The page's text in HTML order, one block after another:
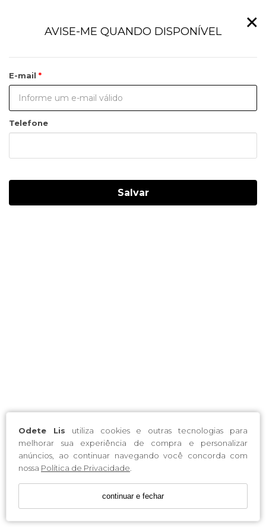
Odete Lis utiliza cookies e outras tecnologias para
melhorar sua experiência de compra e personalizar
anúncios, ao continuar navegando você concorda com
nossa Política de Privacidade
continuar e fechar
×
AVISE-ME QUANDO DISPONÍVEL
E-mail
Telefone
Salvar